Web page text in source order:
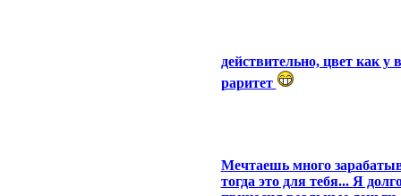
действительно, цвет как
раритет
Мечтаешь много
тогда это для тебя... Я